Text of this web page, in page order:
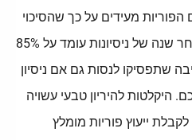
מעידים על כך שהסיכוי
להשגת היריון טבעי לאחר שנה של ניסיונות עומד על 85%
שתפסיקו לנסות גם אם ניסיון
היקלטות להיריון טבעי עשויה
ייעוץ פוריות מומלץ